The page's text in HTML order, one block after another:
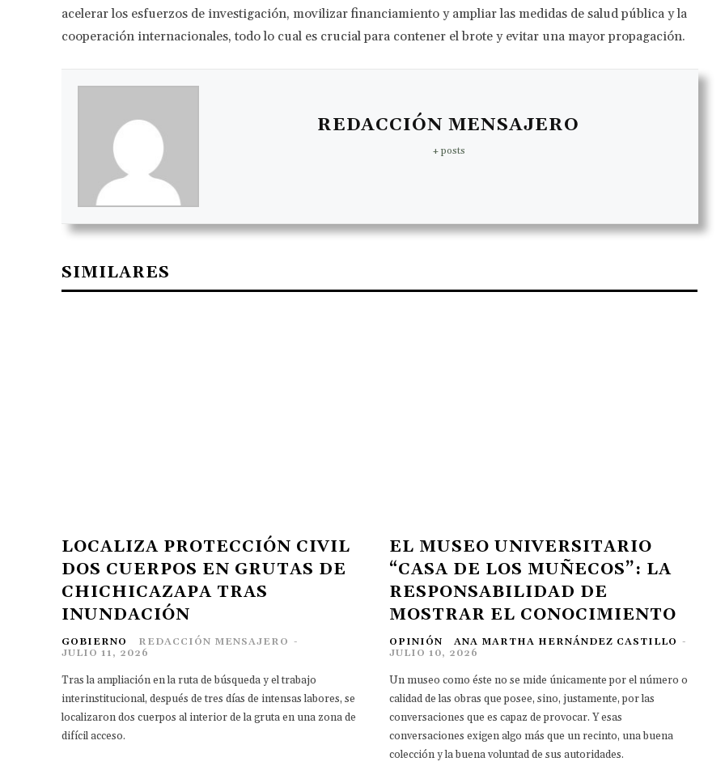
acelerar los esfuerzos de investigación, movilizar financiamiento y ampliar las medidas de salud pública y la
cooperación internacionales, todo lo cual es crucial para contener el brote y evitar una mayor propagación.
REDACCIÓN MENSAJERO
+ posts
SIMILARES
LOCALIZA PROTECCIÓN CIVIL
DOS CUERPOS EN GRUTAS DE
CHICHICAZAPA TRAS
INUNDACIÓN
GOBIERNO REDACCIÓN MENSAJERO -
JULIO 11, 2026
Tras la ampliación en la ruta de búsqueda y el trabajo
interinstitucional, después de tres días de intensas labores, se
localizaron dos cuerpos al interior de la gruta en una zona de
difícil acceso.
EL MUSEO UNIVERSITARIO
“CASA DE LOS MUÑECOS”: LA
RESPONSABILIDAD DE
MOSTRAR EL CONOCIMIENTO
OPINIÓN ANA MARTHA HERNÁNDEZ CASTILLO -
JULIO 10, 2026
Un museo como éste no se mide únicamente por el número o
calidad de las obras que posee, sino, justamente, por las
conversaciones que es capaz de provocar. Y esas
conversaciones exigen algo más que un recinto, una buena
colección y la buena voluntad de sus autoridades.